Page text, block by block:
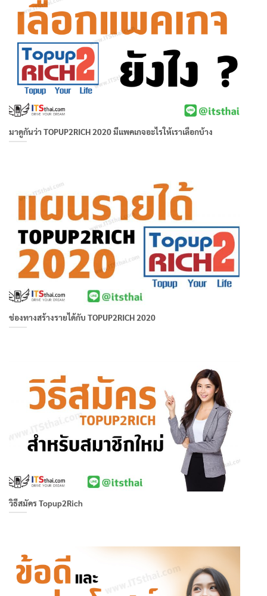
มาดูกันว่า TOPUP2RICH 2020 มีแพคเกจอะไรให้เราเลือกบ้าง
ช่องทางสร้างรายได้กับ TOPUP2RICH 2020
วิธีสมัคร Topup2Rich